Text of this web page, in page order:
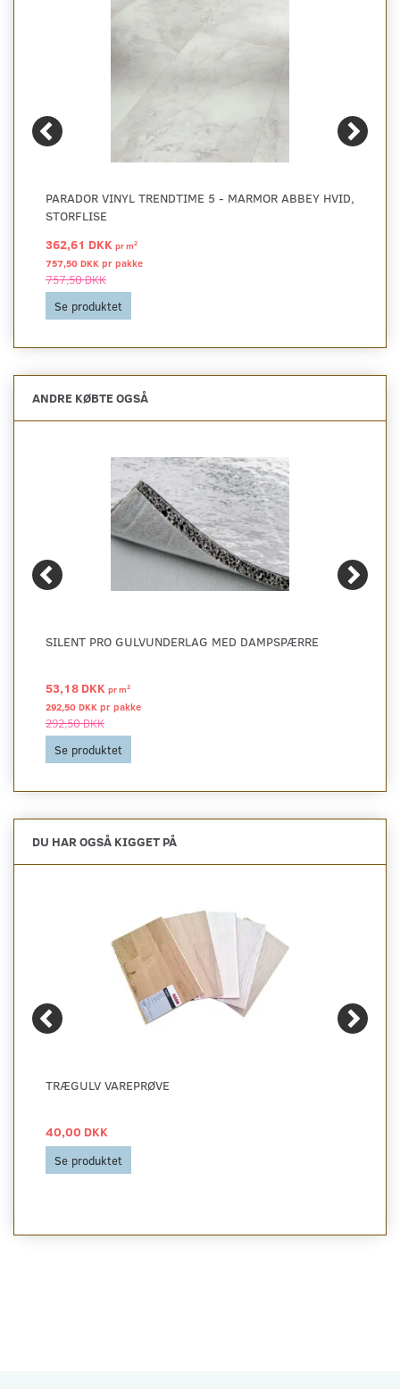
PARADOR VINYL TRENDTIME 5 - MARMOR ABBEY HVID,
STORFLISE
362,61 DKK prm2
757,50 DKK pr pakke
757,50 DKK
Se produktet
ANDRE KØBTE OGSÅ
SILENT PRO GULVUNDERLAG MED DAMPSPÆRRE
53,18 DKK prm2
292,50 DKK pr pakke
292,50 DKK
Se produktet
DU HAR OGSÅ KIGGET PÅ
TRÆGULV VAREPRØVE
40,00 DKK
Se produktet